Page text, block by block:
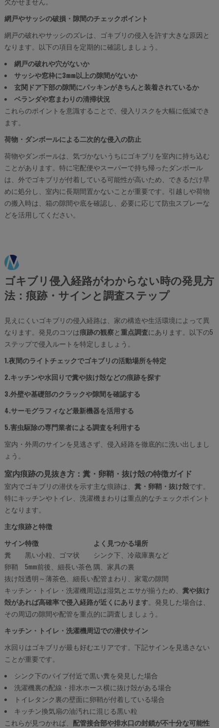
網戸やサッシの破損・隙間のチェックポイント
網戸の破れやサッシのズレは、ゴキブリの侵入を許す大きな原因と
なります。以下の項目を定期的に確認しましょう。
網戸の破れや穴がないか
サッシや窓枠に3mm以上の隙間がないか
玄関ドア下部の隙間にパッキンがきちんと装着されているか
ベランダや窓まわりの清掃状況
これらのポイントを意識することで、侵入リスクを大幅に低減でき
ます。
荷物・ダンボールによる二次的な侵入の防止
荷物やダンボールは、気づかないうちにゴキブリを室内に持ち込む
ことがあります。特に宅配便やスーパーで持ち帰ったダンボール
は、外でゴキブリが付着している可能性が高いため、できるだけ早
めに処分し、室内に長期間置かないことが重要です。引越しや荷物
の搬入時は、箱の隙間や底を確認し、必要に応じて防虫スプレーな
どを活用してください。
ゴキブリ侵入経路がわからない時の発見方
法：痕跡・サインと調査ステップ
見えにくいゴキブリの侵入経路は、家の構造や生活環境によって異
なります。発見のコツは痕跡の観察と重点調査にあります。以下の5
ステップで侵入ルートを特定しましょう。
1.夜間のライトチェックでゴキブリの活動場所を特定
2.キッチンや水回りで糞や抜け殻などの痕跡を探す
3.外壁や基礎部のクラックや隙間を確認する
4.サーモグラフィなど最新機器を活用する
5.害虫駆除の専門業者による調査を利用する
室内・外周のサインを見逃さず、侵入経路を徹底的に洗い出しまし
ょう。
室内痕跡の見抜き方：糞・卵鞘・抜け殻の特徴ガイド
室内でゴキブリの潜伏を示す主な痕跡は、 糞・卵鞘・抜け殻です。
特にキッチンやトイレ、洗濯機まわりは重点的なチェックポイント
となります。
主な痕跡と特徴
サイン特徴
よく見つかる場所
糞
黒い小粒、ゴマ状
シンク下、冷蔵庫裏など
卵鞘
5mm前後、細長い茶色 隅、家具の裏
抜け殻透明～薄茶色、細長い配管まわり、家電の隙間
キッチン・トイレ・洗濯機周辺は湿気とエサが揃うため、 糞や抜け
殻があれば高確率で侵入経路が近くにあります。発見した場合は、
その周辺の隙間や配管を重点的に調査しましょう。
キッチン・トイレ・洗濯機周辺での潜伏サイン
水回りはゴキブリが最も好むエリアです。下記サインを見逃さない
ことが重要です。
シンク下のパイプ付近で黒い糞を発見した場合
洗濯機裏の配線・排水ホース横に抜け殻がある場合
トイレタンク裏の壁面に卵鞘が付着している場合
キッチン換気扇の油汚れに混じる黒い粒
これらが見つかれば、 配管接合部や排水口の封鎖が不十分な可能性